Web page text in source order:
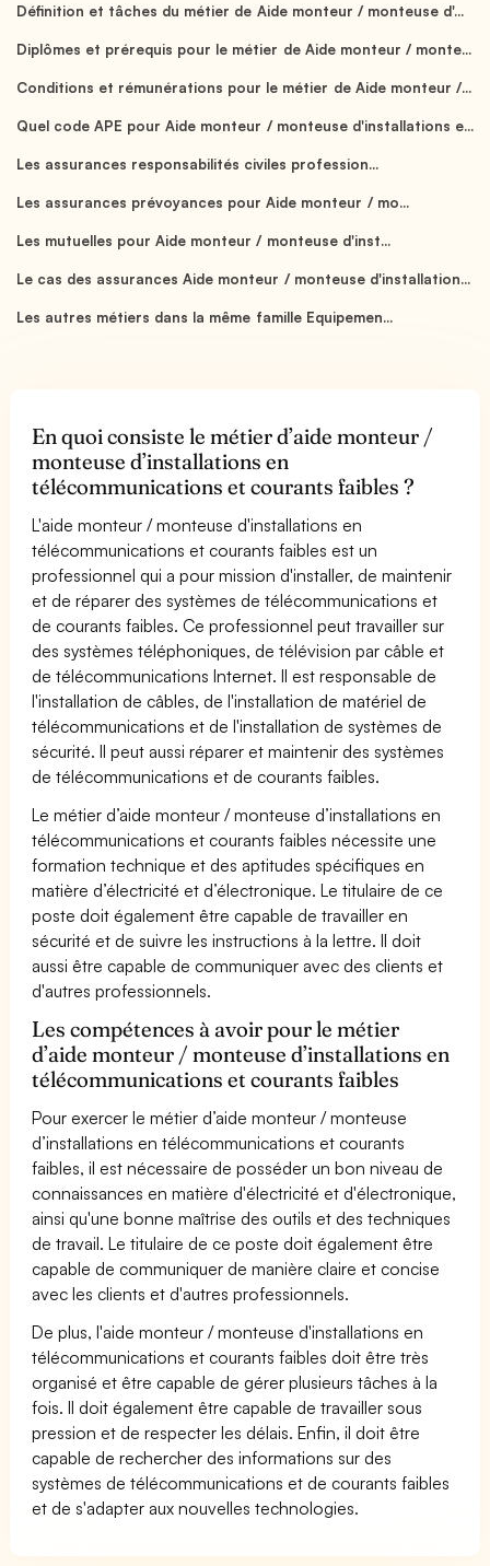
Définition et tâches du métier de Aide monteur / monteuse d'...
Diplômes et prérequis pour le métier de Aide monteur / monte...
Conditions et rémunérations pour le métier de Aide monteur /...
Quel code APE pour Aide monteur / monteuse d'installations e...
Les assurances responsabilités civiles profession...
Les assurances prévoyances pour Aide monteur / mo...
Les mutuelles pour Aide monteur / monteuse d'inst...
Le cas des assurances Aide monteur / monteuse d'installation...
Les autres métiers dans la même famille Equipemen...
En quoi consiste le métier d’aide monteur /
monteuse d’installations en
télécommunications et courants faibles ?
L'aide monteur / monteuse d'installations en
télécommunications et courants faibles est un
professionnel qui a pour mission d'installer, de maintenir
et de réparer des systèmes de télécommunications et
de courants faibles. Ce professionnel peut travailler sur
des systèmes téléphoniques, de télévision par câble et
de télécommunications Internet. Il est responsable de
l'installation de câbles, de l'installation de matériel de
télécommunications et de l'installation de systèmes de
sécurité. Il peut aussi réparer et maintenir des systèmes
de télécommunications et de courants faibles.
Le métier d’aide monteur / monteuse d’installations en
télécommunications et courants faibles nécessite une
formation technique et des aptitudes spécifiques en
matière d’électricité et d’électronique. Le titulaire de ce
poste doit également être capable de travailler en
sécurité et de suivre les instructions à la lettre. Il doit
aussi être capable de communiquer avec des clients et
d'autres professionnels.
Les compétences à avoir pour le métier
d’aide monteur / monteuse d’installations en
télécommunications et courants faibles
Pour exercer le métier d’aide monteur / monteuse
d’installations en télécommunications et courants
faibles, il est nécessaire de posséder un bon niveau de
connaissances en matière d'électricité et d'électronique,
ainsi qu'une bonne maîtrise des outils et des techniques
de travail. Le titulaire de ce poste doit également être
capable de communiquer de manière claire et concise
avec les clients et d'autres professionnels.
De plus, l'aide monteur / monteuse d'installations en
télécommunications et courants faibles doit être très
organisé et être capable de gérer plusieurs tâches à la
fois. Il doit également être capable de travailler sous
pression et de respecter les délais. Enfin, il doit être
capable de rechercher des informations sur des
systèmes de télécommunications et de courants faibles
et de s'adapter aux nouvelles technologies.